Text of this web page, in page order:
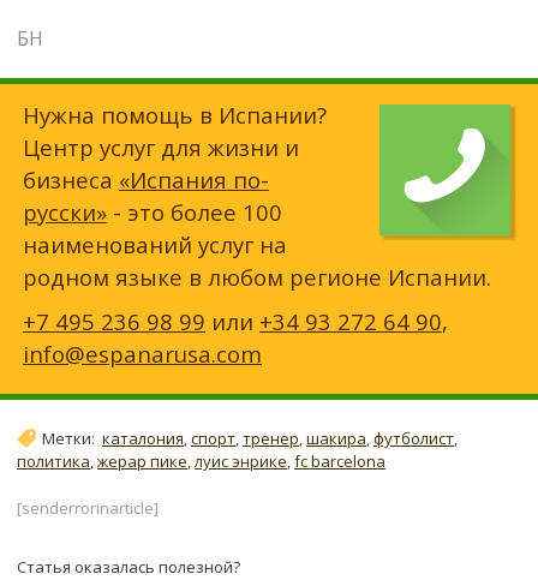
БН
Нужна помощь в Испании?
Центр услуг для жизни и
бизнеса «Испания по-
русски» - это более 100
наименований услуг на
родном языке в любом регионе Испании.
+7 495 236 98 99 или +34 93 272 64 90,
info@espanarusa.com
Метки: каталония,спорт,тренер,шакира,футболист,
политика,жерар пике,луис энрике,fc barcelona
[senderrorinarticle]
Статья оказалась полезной?